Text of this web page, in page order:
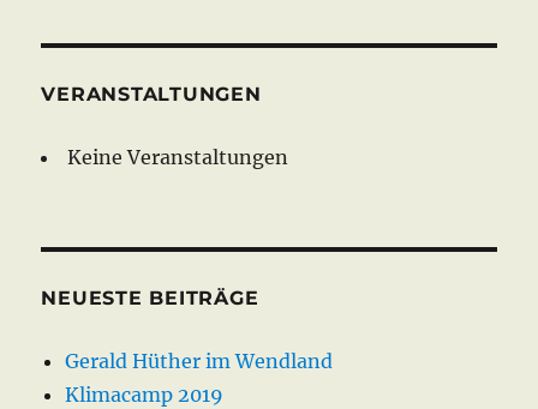
VERANSTALTUNGEN
Keine Veranstaltungen
NEUESTE BEITRÄGE
Gerald Hüther im Wendland
Klimacamp 2019